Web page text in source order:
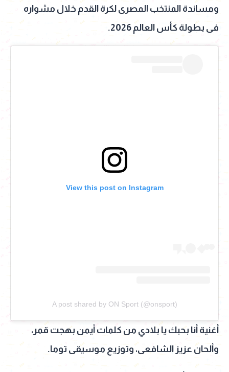
ومساندة المنتخب المصرى لكرة القدم خلال مشواره
فى بطولة كأس العالم 2026.
View this post on Instagram
A post shared by ON Sport (@onsport)
أغنية أنا بحبك يا بلادي من كلمات أيمن بهجت قمر،
وألحان عزيز الشافعى، وتوزيع موسيقى توما.